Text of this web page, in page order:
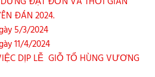
ĐÁN 2024.
5/3/2024
11/4/2024
DỊP LỄ GIỖ TỔ HÙNG VƯƠNG